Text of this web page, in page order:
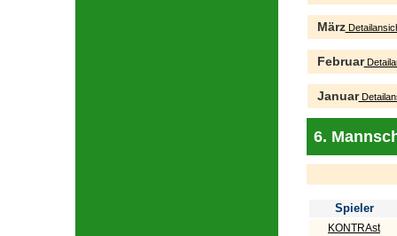
März
Februar
Januar
6.
Spieler
KONTRAst